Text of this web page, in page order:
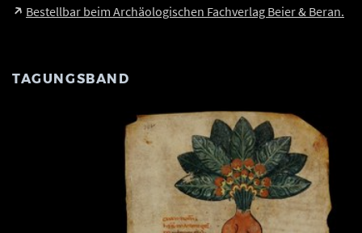
Bestellbar beim Archäologischen Fachverlag Beier & Beran.
TAGUNGSBAND